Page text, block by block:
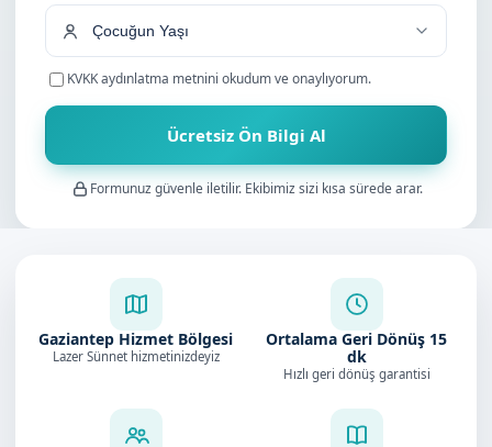
KVKK aydınlatma metnini okudum ve onaylıyorum.
Ücretsiz Ön Bilgi Al
Formunuz güvenle iletilir. Ekibimiz sizi kısa sürede arar.
Gaziantep Hizmet Bölgesi
Lazer Sünnet hizmetinizdeyiz
Ortalama Geri Dönüş 15
dk
Hızlı geri dönüş garantisi